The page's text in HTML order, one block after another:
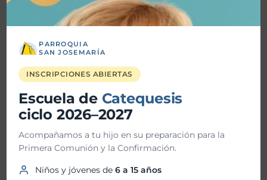
Noticas recientes
TrascienD Charla “Santos o Nada”
Vida Plena Charla Magnifica Humanitas
Vida Plena “Hacia la santidad”
Bendición de Ornamentos
PARROQUIA
SAN JOSEMARÍA
INSCRIPCIONES ABIERTAS
Escuela de Catequesis
ciclo 2026–2027
Acompañamos a tu hijo en su preparación para la
Primera Comunión y la Confirmación.
Niños y jóvenes de6 a 15 años